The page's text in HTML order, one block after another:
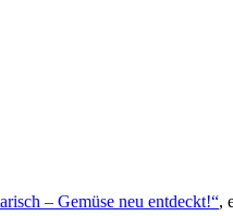
– Gemüse neu entdeckt!“,